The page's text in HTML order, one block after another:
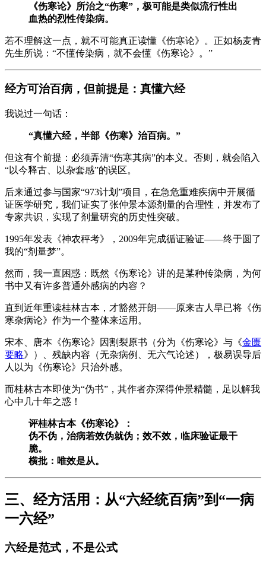
《伤寒论》所治之“伤寒”，极可能是类似流行性出
血热的烈性传染病。
若不理解这一点，就不可能真正读懂《伤寒论》。正如杨麦青
先生所说：“不懂传染病，就不会懂《伤寒论》。”
经方可治百病，但前提是：真懂六经
我说过一句话：
“真懂六经，半部《伤寒》治百病。”
但这有个前提：必须弄清“伤寒其病”的本义。否则，就会陷入
“以今释古、以杂套感”的误区。
后来通过参与国家“973计划”项目，在急危重难疾病中开展循
证医学研究，我们证实了张仲景本源剂量的合理性，并发布了
专家共识，实现了剂量研究的历史性突破。
1995年发表《神农秤考》，2009年完成循证验证——终于圆了
我的“剂量梦”。
然而，我一直困惑：既然《伤寒论》讲的是某种传染病，为何
书中又有许多普通外感病的内容？
直到近年重读桂林古本，才豁然开朗——原来古人早已将《伤
寒杂病论》作为一个整体来运用。
宋本、唐本《伤寒论》因割裂原书（分为《伤寒论》与《金匮
要略》）、残缺内容（无杂病例、无六气论述），极易误导后
人以为《伤寒论》只治外感。
而桂林古本即使为“伪书”，其作者亦深得仲景精髓，足以解我
心中几十年之惑！
评桂林古本《伤寒论》：
伪不伪，治病若效伪就伪；效不效，临床验证最干
脆。
横批：唯效是从。
三、经方活用：从“六经统百病”到“一病
一六经”
六经是范式，不是公式